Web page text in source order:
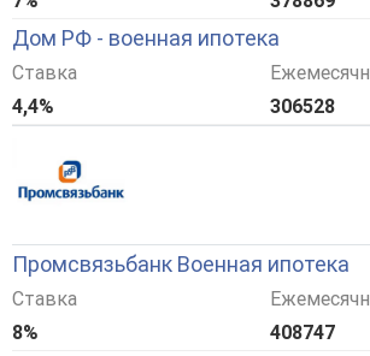
Дом РФ - военная ипотека
Ставка
4,4%
306528
Промсвязьбанк Военная ипотека
Ставка
8%
408747